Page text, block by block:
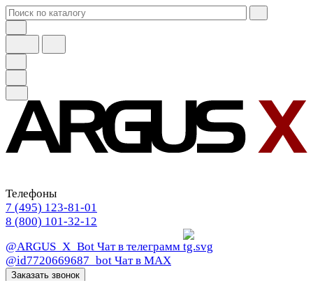
Телефоны
7 (495) 123-81-01
8 (800) 101-32-12
@ARGUS_X_Bot Чат в телеграмм
@id7720669687_bot Чат в МАХ
Заказать звонок